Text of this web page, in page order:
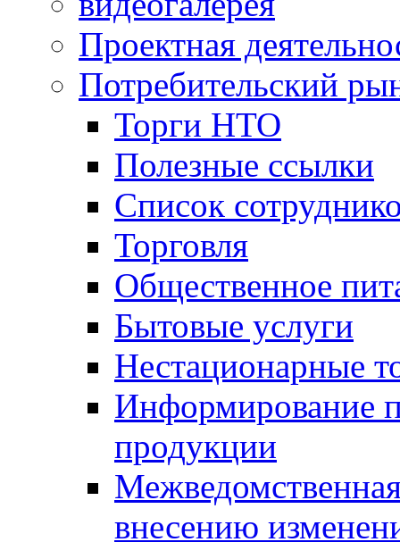
Проектная
Потребительский
Торги НТО
Полезные ссылки
Список
Торговля
Общественное
Бытовые услуги
Нестационарные
Информирование
продукции
внесению